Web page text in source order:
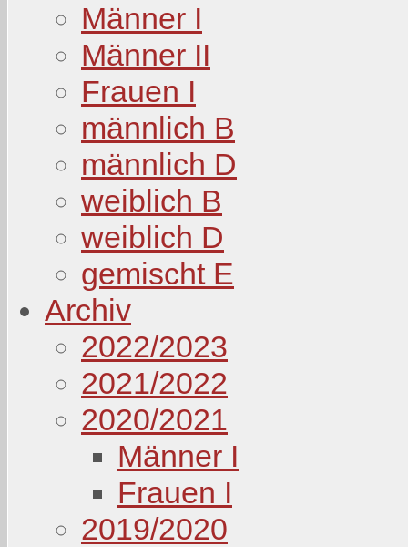
Männer I
Männer II
Frauen I
männlich B
männlich D
weiblich B
weiblich D
gemischt E
Archiv
2022/2023
2021/2022
2020/2021
Männer I
Frauen I
2019/2020